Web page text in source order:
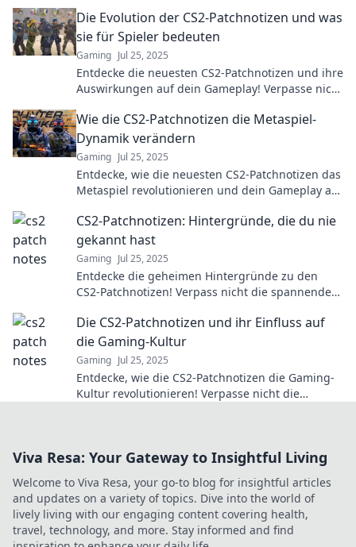
Die Evolution der CS2-Patchnotizen und was
sie für Spieler bedeuten
Gaming Jul 25, 2025
Entdecke die neuesten CS2-Patchnotizen und ihre
Auswirkungen auf dein Gameplay! Verpasse nicht
revolutionieren werden!
Wie die CS2-Patchnotizen die Metaspiel-
Dynamik verändern
Gaming Jul 25, 2025
Entdecke, wie die neuesten CS2-Patchnotizen das
Metaspiel revolutionieren und dein Gameplay auf
CS2-Patchnotizen: Hintergründe, die du nie
gekannt hast
Gaming Jul 25, 2025
Entdecke die geheimen Hintergründe zu den
CS2-Patchnotizen! Verpass nicht die spannenden
Die CS2-Patchnotizen und ihr Einfluss auf
die Gaming-Kultur
Gaming Jul 25, 2025
Entdecke, wie die CS2-Patchnotizen die Gaming-
Kultur revolutionieren! Verpasse nicht die
Viva Resa: Your Gateway to Insightful Living
Welcome to Viva Resa, your go-to blog for insightful articles
and updates on a variety of topics. Dive into the world of
lively living with our engaging content covering health,
travel, technology, and more. Stay informed and find